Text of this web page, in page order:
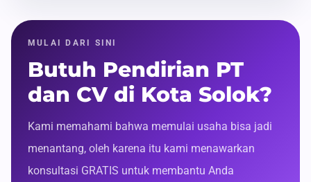
MULAI DARI SINI
Butuh Pendirian PT
dan CV di Kota Solok?
Kami memahami bahwa memulai usaha bisa jadi
menantang, oleh karena itu kami menawarkan
konsultasi GRATIS untuk membantu Anda